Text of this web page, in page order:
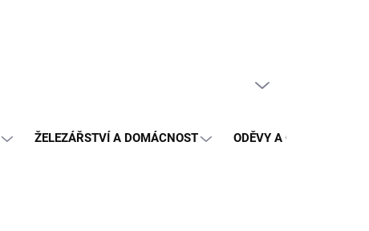
ŽELEZÁŘSTVÍ A DOMÁCNOST ODĚVY A OCHRANA